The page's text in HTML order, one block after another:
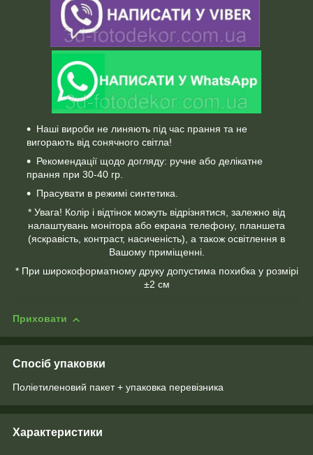
Наші вироби не линяють під час прання та не
вигорають від сонячного світла!
Рекомендації щодо догляду: ручне або делікатне
прання при 30-40 гр.
Прасувати в режимі синтетика.
* Увага! Колір і відтінок можуть відрізнятися, залежно від
налаштувань монітора або екрана телефону, планшета
(яскравість, контраст, насиченість), а також освітлення в
Вашому приміщенні.
* При широкоформатному друку допустима похибка у розмірі
±2 см
Приховати
Спосіб упаковки
Поліетиленовий пакет + упаковка перевізника
Характеристики